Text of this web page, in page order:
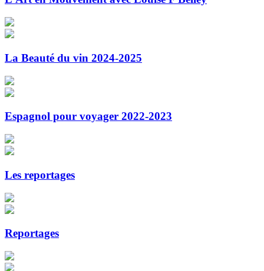
La Beauté du vin 2024-2025
Espagnol pour voyager 2022-2023
Les reportages
Reportages